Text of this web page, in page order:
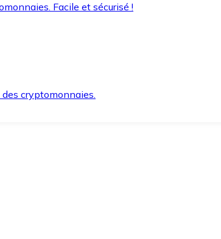
Facile et sécurisé !
cryptomonnaies.
et en toute sécurité.
vous en avez besoin.